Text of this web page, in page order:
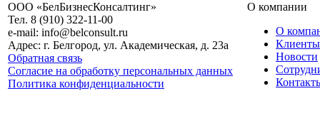
ООО «БелБизнесКонсалтинг»
Тел. 8 (910) 322-11-00
e-mail: info@belconsult.ru
Адрес: г. Белгород, ул. Академическая, д. 23а
Обратная связь
Согласие на обработку персональных данных
Политика конфиденциальности
О компании
О
Клиенты
Новости